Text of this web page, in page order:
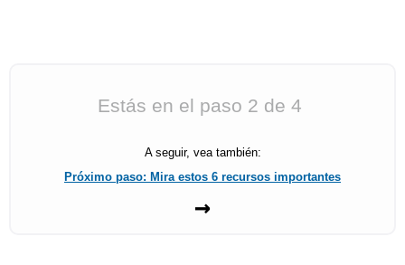
Estás en el paso 2 de 4
A seguir, vea también:
Próximo paso: Mira estos 6 recursos importantes
→